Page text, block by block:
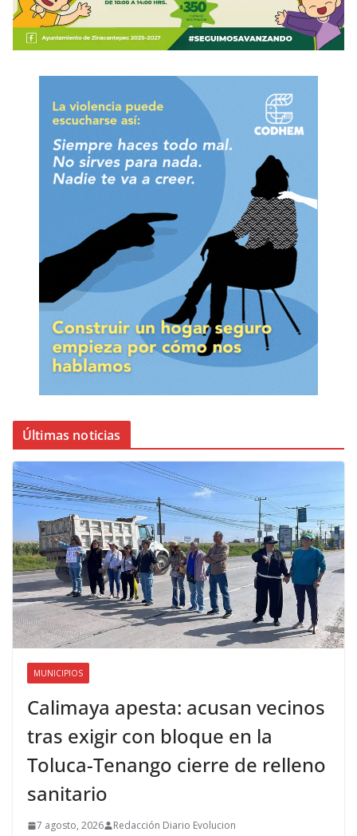
Últimas noticias
MUNICIPIOS
Calimaya apesta: acusan vecinos
tras exigir con bloque en la
Toluca-Tenango cierre de relleno
sanitario
7 agosto, 2026 Redacción Diario Evolucion